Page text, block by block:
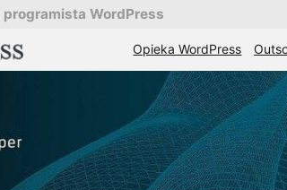
programista WordPress
w
Aktualizacja
optymalizacja
stron.
Profesjonalna pomoc i stała obsługa stron
Opieka WordPress